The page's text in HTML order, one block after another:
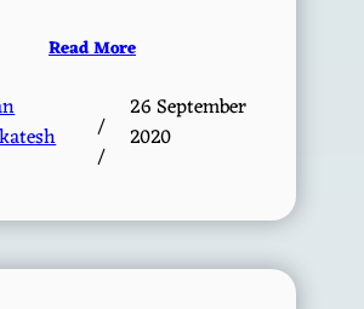
Read More
/
/
26 September
2020